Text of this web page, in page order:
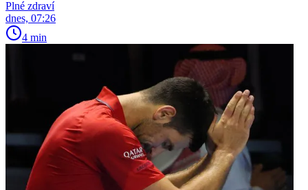
Plné zdraví
dnes, 07:26
4 min